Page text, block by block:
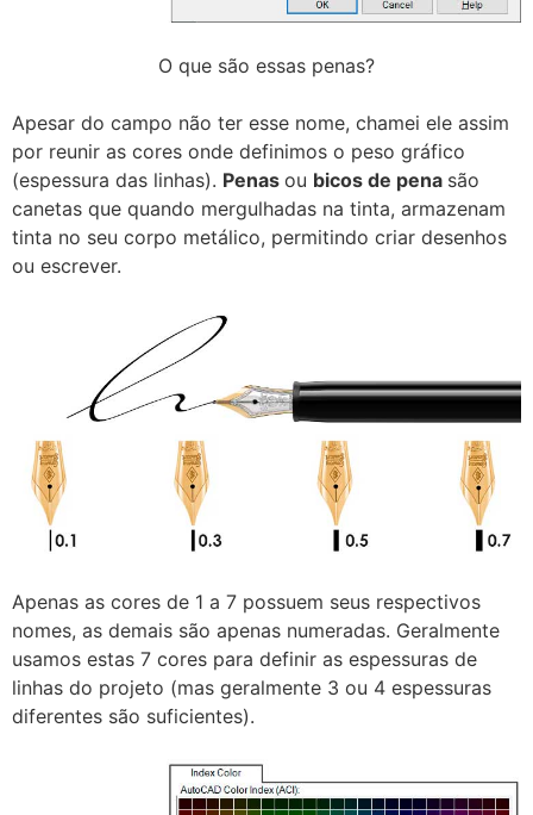
O que são essas penas?
Apesar do campo não ter esse nome, chamei ele assim
por reunir as cores onde definimos o peso gráfico
(espessura das linhas). Penas ou bicos de pena são
canetas que quando mergulhadas na tinta, armazenam
tinta no seu corpo metálico, permitindo criar desenhos
ou escrever.
Apenas as cores de 1 a 7 possuem seus respectivos
nomes, as demais são apenas numeradas. Geralmente
usamos estas 7 cores para definir as espessuras de
linhas do projeto (mas geralmente 3 ou 4 espessuras
diferentes são suficientes).